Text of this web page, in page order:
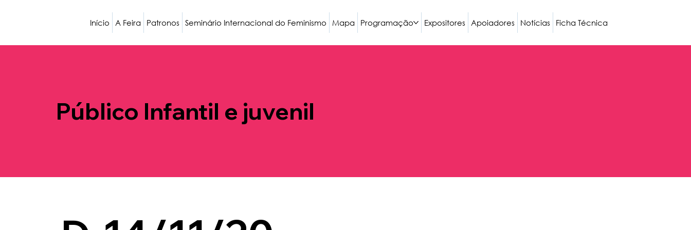
Início A Feira Patronos Seminário Internacional do Feminismo Mapa Programação Expositores Apoiadores Notícias Ficha Técnica
Público Infantil e juvenil